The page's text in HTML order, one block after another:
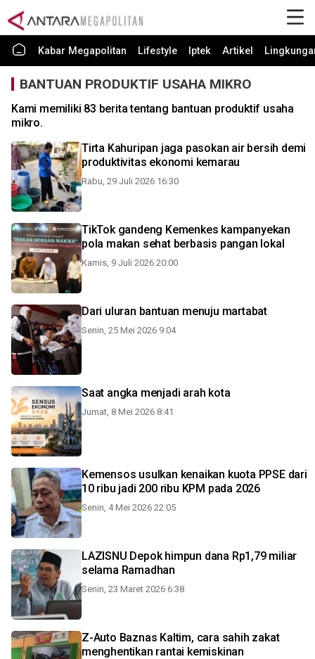
Kabar Megapolitan Lifestyle Iptek Artikel
BANTUAN PRODUKTIF USAHA MIKRO
Kami memiliki 83 berita tentang bantuan produktif usaha
mikro.
Tirta Kahuripan jaga pasokan air bersih demi
produktivitas ekonomi kemarau
Rabu, 29 Juli 2026 16:30
TikTok gandeng Kemenkes kampanyekan
pola makan sehat berbasis pangan lokal
Kamis, 9 Juli 2026 20:00
Dari uluran bantuan menuju martabat
Senin, 25 Mei 2026 9:04
Saat angka menjadi arah kota
Jumat, 8 Mei 2026 8:41
Kemensos usulkan kenaikan kuota PPSE dari
10 ribu jadi 200 ribu KPM pada 2026
Senin, 4 Mei 2026 22:05
LAZISNU Depok himpun dana Rp1,79 miliar
selama Ramadhan
Senin, 23 Maret 2026 6:38
Z-Auto Baznas Kaltim, cara sahih zakat
menghentikan rantai kemiskinan